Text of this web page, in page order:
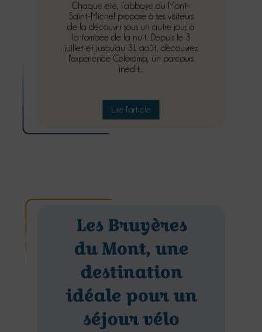
Chaque été, l’abbaye du Mont-
Saint-Michel propose à ses visiteurs
de la découvrir sous un autre jour, à
la tombée de la nuit. Depuis le 3
juillet et jusqu'au 31 août, découvrez
l'expérience Colorama, un parcours
inédit...
Lire l'article
Les Bruyères
du Mont, une
destination
idéale pour un
séjour vélo